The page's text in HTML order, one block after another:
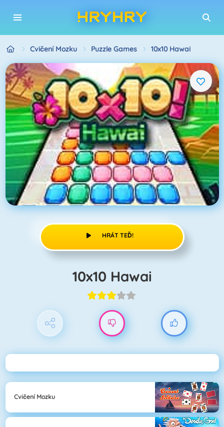
Cvičení Mozku Puzzle Games 10x10 Hawai
HRÁT TEĎ!
10x10 Hawai
Cvičení Mozku